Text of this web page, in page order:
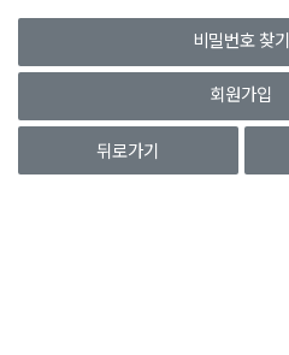
비밀번호 찾기
회원가입
뒤로가기